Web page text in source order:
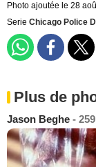
Photo ajoutée le 28
Serie Chicago Police
Plus de
Jason Beghe - 259